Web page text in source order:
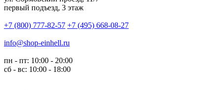
первый подъезд, 3 этаж
+7 (800) 777-82-57 +7 (495) 668-08-27
info@shop-einhell.ru
пн - пт: 10:00 - 20:00
сб - вс: 10:00 - 18:00